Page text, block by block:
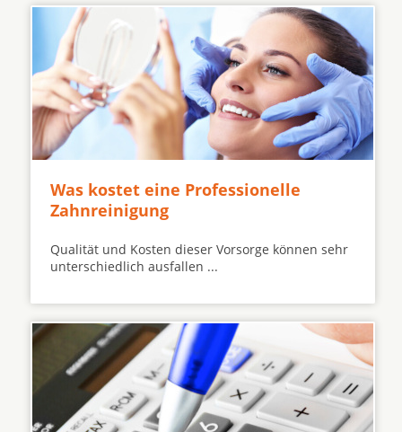
Was kostet eine Professionelle
Zahnreinigung
Qualität und Kosten dieser Vorsorge können sehr
unterschiedlich ausfallen ...